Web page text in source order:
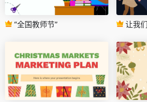
“全国教师节” 让我